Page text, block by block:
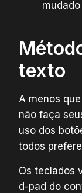
texto
A menos
não faça
uso dos
todos
Os teclados
d-pad do